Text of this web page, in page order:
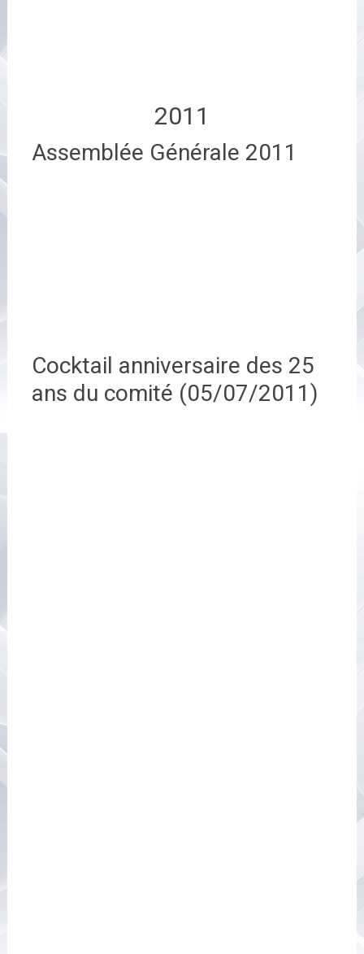
2011
Assemblée Générale 2011
Cocktail anniversaire des 25
ans du comité (05/07/2011)